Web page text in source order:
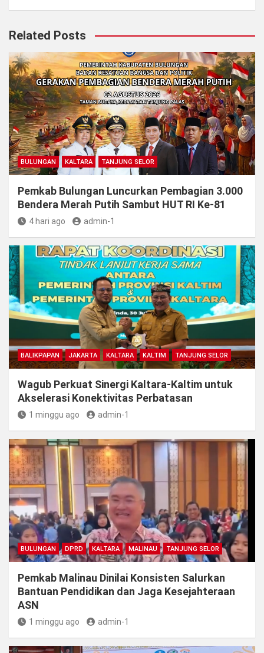
Related Posts
BULUNGAN KALTARA TANJUNG SELOR
Pemkab Bulungan Luncurkan Pembagian 3.000
Bendera Merah Putih Sambut HUT RI Ke-81
4 hari ago admin-1
BALIKPAPAN JAKARTA KALTARA KALTIM TANJUNG SELOR
Wagub Perkuat Sinergi Kaltara-Kaltim untuk
Akselerasi Konektivitas Perbatasan
1 minggu ago admin-1
BULUNGAN DPRD KALTARA MALINAU TANJUNG SELOR
Pemkab Malinau Dinilai Konsisten Salurkan
Bantuan Pendidikan dan Jaga Kesejahteraan
ASN
1 minggu ago admin-1